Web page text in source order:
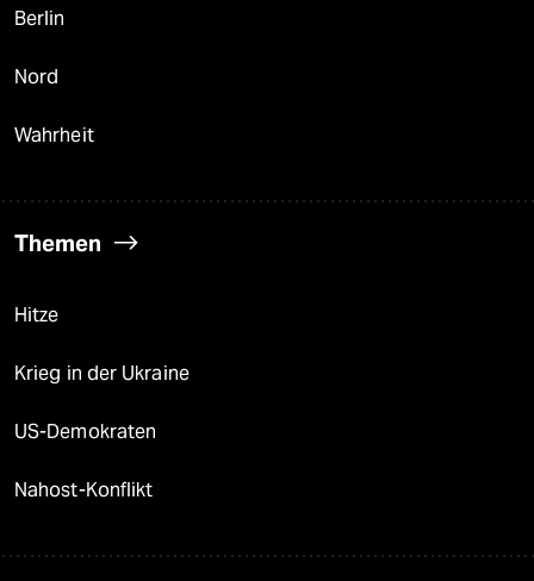
Berlin
Nord
Wahrheit
Themen
Hitze
Krieg in der Ukraine
US-Demokraten
Nahost-Konflikt